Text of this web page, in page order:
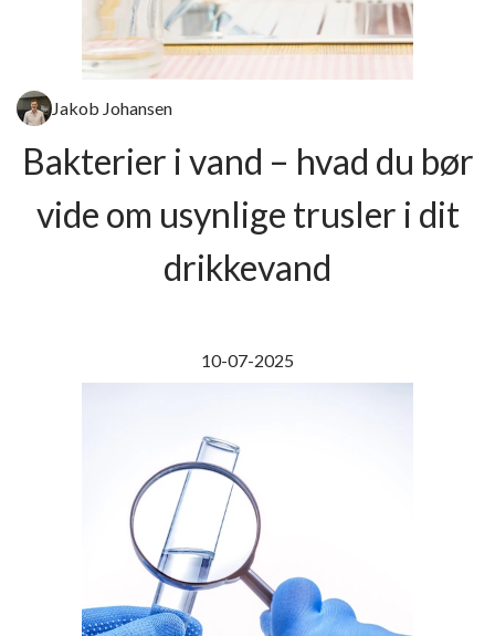
Jakob Johansen
Bakterier i vand – hvad du bør
vide om usynlige trusler i dit
drikkevand
10-07-2025